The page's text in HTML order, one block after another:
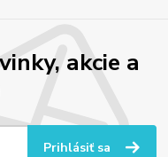
akcie a
Prihlásiť sa